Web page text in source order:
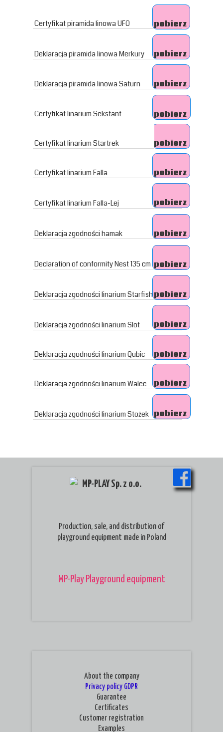
pobierz
Deklaracja zgodności linarium Stożek
pobierz
Deklaracja zgodności linarium Walec
pobierz
Deklaracja zgodności linarium Qubic
pobierz
Deklaracja zgodności linarium Slot
pobierz
Deklaracja zgodności linarium Starfish
pobierz
Declaration of conformity Nest 135 cm
pobierz
Deklaracja zgodności hamak
pobierz
pobierz
pobierz
pobierz
pobierz
pobierz
Certyfikat linarium Falla-Lej
Certyfikat linarium Falla
Certyfikat linarium Startrek pobierz
Certyfikat linarium Sekstant
Deklaracja piramida linowa Saturn
Deklaracja piramida linowa Merkury
Certyfikat piramida linowa UFO
About the company
Privacy policy GDPR
Guarantee
Certificates
Customer registration
Examples
MP-PLAY Sp. z o.o.
Production, sale, and distribution of
playground equipment made in Poland
MP-Play Playground equipment